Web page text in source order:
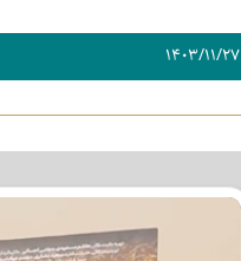
۱۴۰۳/۱۱/۲۷